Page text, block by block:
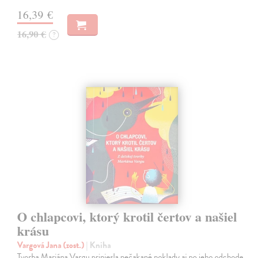
16,39 €
16,90 € ?
O chlapcovi, ktorý krotil čertov a našiel
krásu
Vargová Jana (zost.)| Kniha